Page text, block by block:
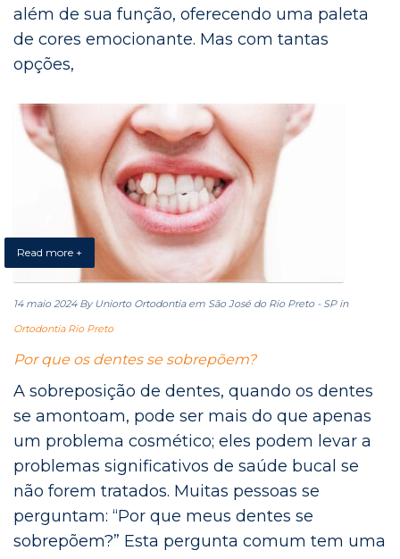
além de sua função, oferecendo uma paleta
de cores emocionante. Mas com tantas
opções,
Read more +
14 maio 2024 By Uniorto Ortodontia em São José do Rio Preto - SP in
Ortodontia Rio Preto
Por que os dentes se sobrepõem?
A sobreposição de dentes, quando os dentes
se amontoam, pode ser mais do que apenas
um problema cosmético; eles podem levar a
problemas significativos de saúde bucal se
não forem tratados. Muitas pessoas se
perguntam: “Por que meus dentes se
sobrepõem?” Esta pergunta comum tem uma